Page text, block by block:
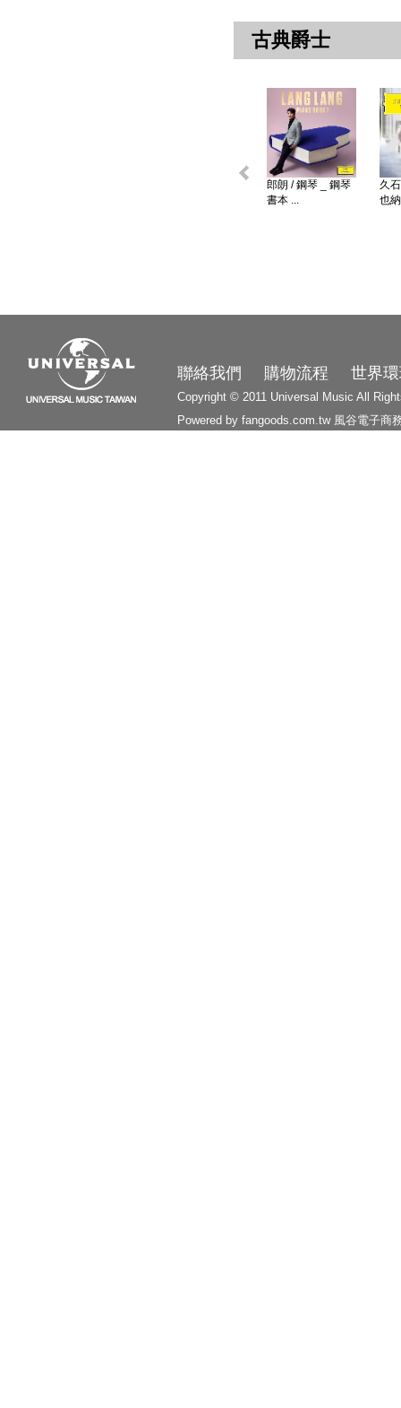
古典爵士
郎朗 / 鋼琴 _ 鋼琴
書本 ...
久
也
聯絡我們 購物流程 世界
Copyright © 2011 Universal Music All
Powered by fangoods.com.tw 風谷電子商